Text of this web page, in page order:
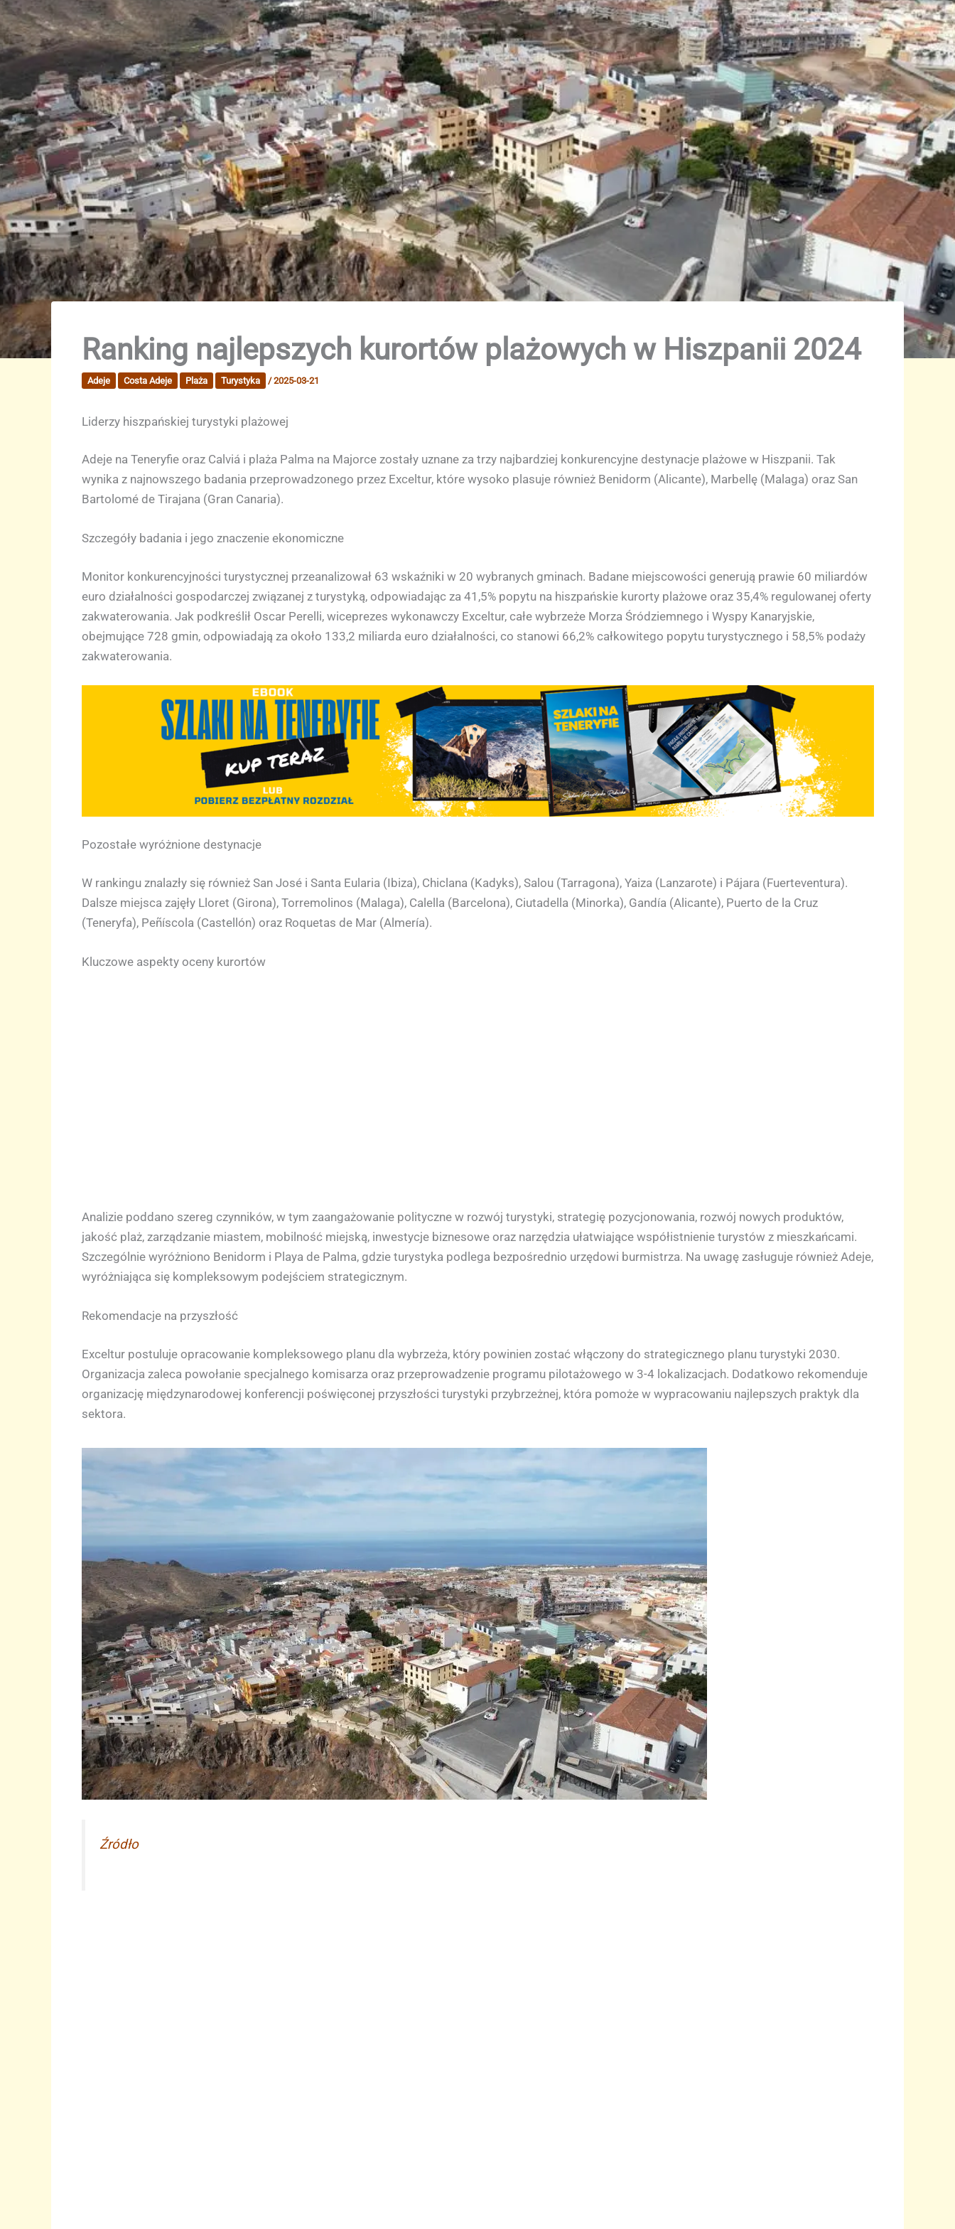
Ranking najlepszych kurortów plażowych w Hiszpanii 2024
Adeje Costa Adeje Plaża Turystyka /2025-03-21
Liderzy hiszpańskiej turystyki plażowej
Adeje na Teneryfie oraz Calviá i plaża Palma na Majorce zostały uznane za trzy najbardziej konkurencyjne destynacje plażowe w Hiszpanii. Tak
wynika z najnowszego badania przeprowadzonego przez Exceltur, które wysoko plasuje również Benidorm (Alicante), Marbellę (Malaga) oraz San
Bartolomé de Tirajana (Gran Canaria).
Szczegóły badania i jego znaczenie ekonomiczne
Monitor konkurencyjności turystycznej przeanalizował 63 wskaźniki w 20 wybranych gminach. Badane miejscowości generują prawie 60 miliardów
euro działalności gospodarczej związanej z turystyką, odpowiadając za 41,5% popytu na hiszpańskie kurorty plażowe oraz 35,4% regulowanej oferty
zakwaterowania. Jak podkreślił Oscar Perelli, wiceprezes wykonawczy Exceltur, całe wybrzeże Morza Śródziemnego i Wyspy Kanaryjskie,
obejmujące 728 gmin, odpowiadają za około 133,2 miliarda euro działalności, co stanowi 66,2% całkowitego popytu turystycznego i 58,5% podaży
zakwaterowania.
Pozostałe wyróżnione destynacje
W rankingu znalazły się również San José i Santa Eularia (Ibiza), Chiclana (Kadyks), Salou (Tarragona), Yaiza (Lanzarote) i Pájara (Fuerteventura).
Dalsze miejsca zajęły Lloret (Girona), Torremolinos (Malaga), Calella (Barcelona), Ciutadella (Minorka), Gandía (Alicante), Puerto de la Cruz
(Teneryfa), Peñíscola (Castellón) oraz Roquetas de Mar (Almería).
Kluczowe aspekty oceny kurortów
Analizie poddano szereg czynników, w tym zaangażowanie polityczne w rozwój turystyki, strategię pozycjonowania, rozwój nowych produktów,
jakość plaż, zarządzanie miastem, mobilność miejską, inwestycje biznesowe oraz narzędzia ułatwiające współistnienie turystów z mieszkańcami.
Szczególnie wyróżniono Benidorm i Playa de Palma, gdzie turystyka podlega bezpośrednio urzędowi burmistrza. Na uwagę zasługuje również Adeje,
wyróżniająca się kompleksowym podejściem strategicznym.
Rekomendacje na przyszłość
Exceltur postuluje opracowanie kompleksowego planu dla wybrzeża, który powinien zostać włączony do strategicznego planu turystyki 2030.
Organizacja zaleca powołanie specjalnego komisarza oraz przeprowadzenie programu pilotażowego w 3-4 lokalizacjach. Dodatkowo rekomenduje
organizację międzynarodowej konferencji poświęconej przyszłości turystyki przybrzeżnej, która pomoże w wypracowaniu najlepszych praktyk dla
sektora.
Źródło